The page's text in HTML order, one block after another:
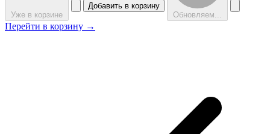
Уже в корзине
Добавить в корзину
Обновляем...
Перейти в корзину →